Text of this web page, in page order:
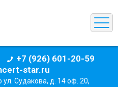
+7 (926) 601-20-59
star.ru
Судакова, д. 14 оф. 20,